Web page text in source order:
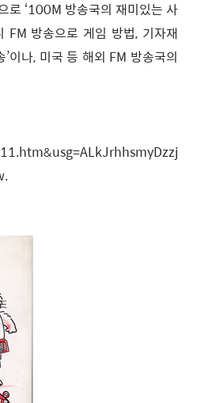
로 ‘100M 방송국의 재미있는 사
FM 방송으로 게임 방법, 기자재
이나, 미국 등 해외 FM 방송국의